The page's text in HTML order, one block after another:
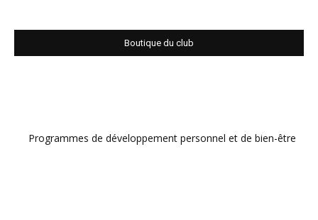
Boutique du club
Programmes de développement personnel et de bien-être